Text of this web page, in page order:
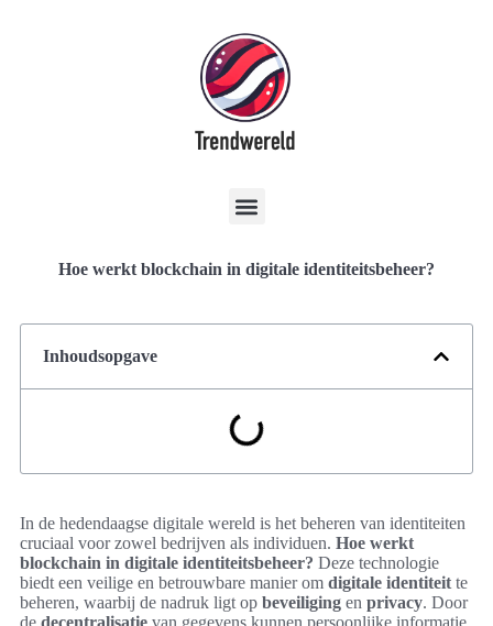
Hoe werkt blockchain in digitale identiteitsbeheer?
Inhoudsopgave
In de hedendaagse digitale wereld is het beheren van identiteiten
cruciaal voor zowel bedrijven als individuen. Hoe werkt
blockchain in digitale identiteitsbeheer? Deze technologie
biedt een veilige en betrouwbare manier om digitale identiteit te
beheren, waarbij de nadruk ligt op beveiliging en privacy. Door
de decentralisatie van gegevens kunnen persoonlijke informatie